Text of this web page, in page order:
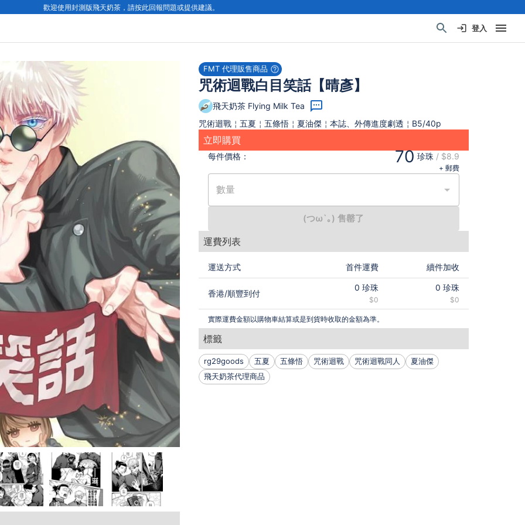
歡迎使用封測版飛天奶茶，請按此回報問題或提供建議。
登入
FMT 代理販售商品
咒術迴戰白目笑話【晴彥】
飛天奶茶 Flying Milk Tea
咒術迴戰￤五夏￤五條悟￤夏油傑￤本誌、外傳進度劇透￤B5/40p
立即購買
每件價格： 70 珍珠 / $8.9
+ 郵費
數量
(つω`｡) 售罄了
運費列表
運送方式 首件運費 續件加收
香港/順豐到付
0 珍珠
$0
0 珍珠
$0
實際運費金額以購物車結算或是到貨時收取的金額為準。
標籤
rg29goods 五夏 五條悟 咒術迴戰 咒術迴戰同人
夏油傑
飛天奶茶代理商品